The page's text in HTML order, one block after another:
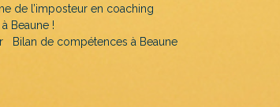
de l’imposteur en coaching
Beaune !
Bilan de compétences à Beaune